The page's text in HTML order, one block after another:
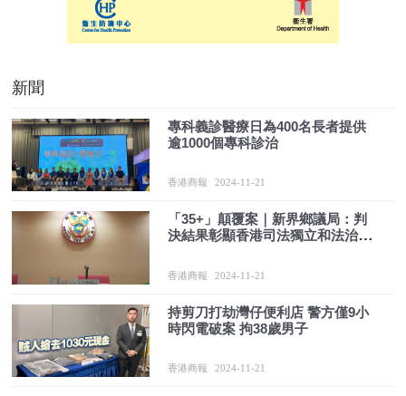
新聞
專科義診醫療日為400名長者提供
逾1000個專科診治
香港商報 2024-11-21
「35+」顛覆案｜新界鄉議局：判
決結果彰顯香港司法獨立和法治權
香港商報 2024-11-21
持剪刀打劫灣仔便利店 警方僅9小
時閃電破案 拘38歲男子
香港商報 2024-11-21